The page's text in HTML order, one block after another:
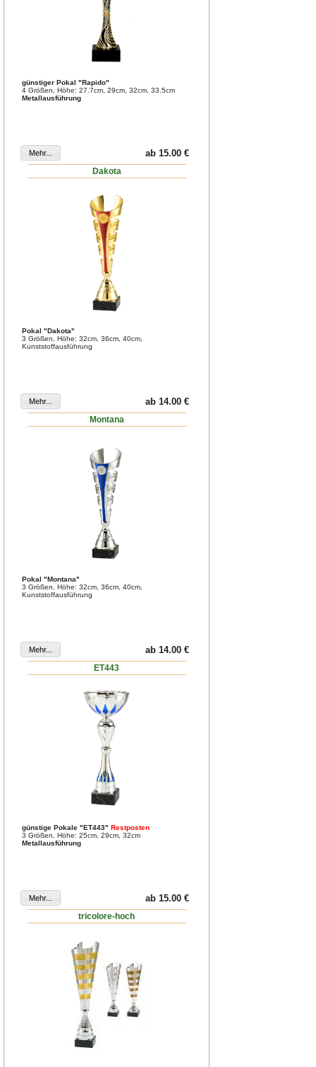
günstiger Pokal "Rapido"
4 Größen, Höhe: 27.7cm, 29cm, 32cm, 33.5cm
Metallausführung
ab 15.00 €
Dakota
Pokal "Dakota"
3 Größen, Höhe: 32cm, 36cm, 40cm,
Kunststoffausführung
ab 14.00 €
Montana
Pokal "Montana"
3 Größen, Höhe: 32cm, 36cm, 40cm,
Kunststoffausführung
ab 14.00 €
ET443
günstige Pokale "ET443" Restposten
3 Größen, Höhe: 25cm, 29cm, 32cm
Metallausführung
ab 15.00 €
tricolore-hoch